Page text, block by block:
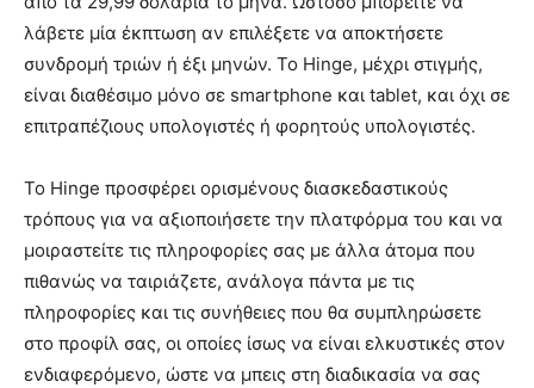
λάβετε μία έκπτωση αν επιλέξετε να αποκτήσετε
συνδρομή τριών ή έξι μηνών. Το Hinge, μέχρι στιγμής,
είναι διαθέσιμο μόνο σε smartphone και tablet, και όχι σε
επιτραπέζιους υπολογιστές ή φορητούς υπολογιστές.
Το Hinge προσφέρει ορισμένους διασκεδαστικούς
τρόπους για να αξιοποιήσετε την πλατφόρμα του και να
μοιραστείτε τις πληροφορίες σας με άλλα άτομα που
πιθανώς να ταιριάζετε, ανάλογα πάντα με τις
πληροφορίες και τις συνήθειες που θα συμπληρώσετε
στο προφίλ σας, οι οποίες ίσως να είναι ελκυστικές στον
ενδιαφερόμενο, ώστε να μπεις στη διαδικασία να σας